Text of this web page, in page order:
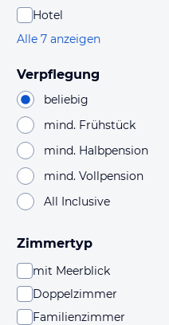
Hotel
Alle 7 anzeigen
Verpflegung
beliebig
mind. Frühstück
mind. Halbpension
mind. Vollpension
All Inclusive
Zimmertyp
mit Meerblick
Doppelzimmer
Familienzimmer